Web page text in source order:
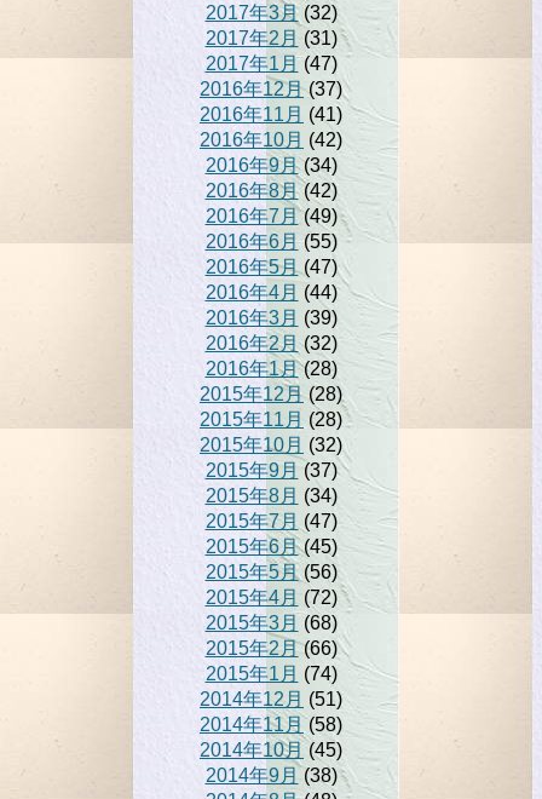
2017年3月(32)
2017年2月 (31)
2017年1月(47)
2016年12月 (37)
2016年11月 (41)
2016年10月 (42)
2016年9月(34)
2016年8月(42)
2016年7月(49)
2016年6月(55)
2016年5月(47)
2016年4月 (44)
2016年3月 (39)
2016年2月 (32)
2016年1月(28)
2015年12月 (28)
2015年11月 (28)
2015年10月 (32)
2015年9月 (37)
2015年8月 (34)
2015年7月 (47)
2015年6月(45)
2015年5月(56)
2015年4月 (72)
2015年3月 (68)
2015年2月(66)
2015年1月 (74)
2014年12月 (51)
2014年11月 (58)
2014年10月(45)
2014年9月 (38)